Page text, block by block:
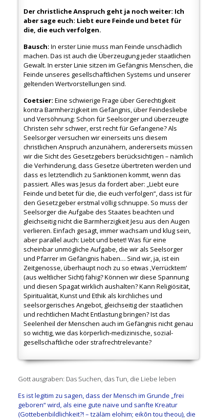
Der christliche Anspruch geht ja noch weiter: Ich
aber sage euch: Liebt eure Feinde und betet für
die, die euch verfolgen.
Bausch: In erster Linie muss man Feinde unschädlich
machen. Das ist auch die Überzeugung jeder staatlichen
Gewalt. In erster Linie sitzen im Gefängnis Menschen, die
Feinde unseres gesellschaftlichen Systems und unserer
geltenden Wertvorstellungen sind.
Coetsier: Eine schwierige Frage über Gerechtigkeit
kontra Barmherzigkeit im Gefängnis, über Feindesliebe
und Versöhnung: Schon für Seelsorger und überzeugte
Christen sehr schwer, erst recht für Gefangene? Als
Seelsorger versuchen wir einerseits uns diesem
christlichen Anspruch anzunähern, andererseits müssen
wir die Sicht des Gesetzgebers berücksichtigen – nämlich
die Verhinderung, dass Gesetze übertreten werden und
dass es letztendlich zu Sanktionen kommt, wenn das
passiert. Alles was Jesus da fordert aber: „Liebt eure
Feinde und betet für die, die euch verfolgen“, dass ist für
den Gesetzgeber erstmal völlig schnuppe. So muss der
Seelsorger die Aufgabe des Staates beachten und
gleichseitig nicht die Barmherzigkeit Jesu aus den Augen
verlieren. Einfach gesagt, immer wachsam und klug sein,
aber parallel auch: Liebt und betet! Was für eine
scheinbar unmögliche Aufgabe, die wir als Seelsorger
und Pfarrer im Gefängnis haben… Sind wir, ja, ist ein
Zeitgenosse, überhaupt noch zu so etwas ‚Verrücktem‘
(aus weltlicher Sicht) fähig? Können wir diese Spannung
und diesen Spagat wirklich aushalten? Kann Religiösität,
Spiritualität, Kunst und Ethik als kirchliches und
seelsorgerisches Angebot, gleichseitig der staatlichen
und rechtlichen Macht Entlastung bringen? Ist das
Seelenheil der Menschen auch im Gefängnis nicht genau
so wichtig, wie das körperlich-medizinische, sozial-
gesellschaftliche oder strafrechtrelevante?
Gott ausgraben: Das Suchen, das Tun, die Liebe leben
Es ist legitim zu sagen, dass der Mensch im Grunde „frei
geboren“ wird, als eine gute naive und sanfte Kreatur
(Gottebenbildlichkeit?! – tzäläm elohim; eikōn tou theou), die